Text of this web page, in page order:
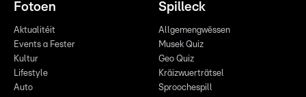
Fotoen
Aktualitéit
Events a Fester
Kultur
Lifestyle
Auto
Spilleck
Allgemengwëssen
Musek Quiz
Geo Quiz
Kräizwuerträtsel
Sproochespill